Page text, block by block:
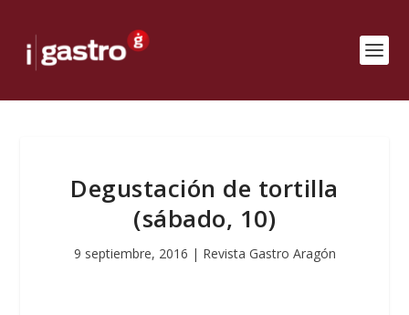
Degustación de tortilla
(sábado, 10)
9 septiembre, 2016 | Revista Gastro Aragón